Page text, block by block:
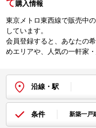
て購入情報
東京メトロ東西線で販売中
しています。
会員登録すると、あなたの
めエリアや、人気の一軒家
沿線・駅
条件 新築一戸